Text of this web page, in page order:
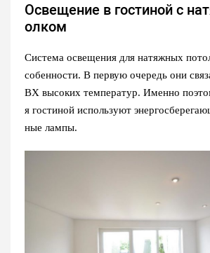
Освещение в гостиной с
олком
Система освещения для натяжных
собенности. В первую очередь они
ВХ высоких температур. Именно
я гостиной используют
ные лампы.